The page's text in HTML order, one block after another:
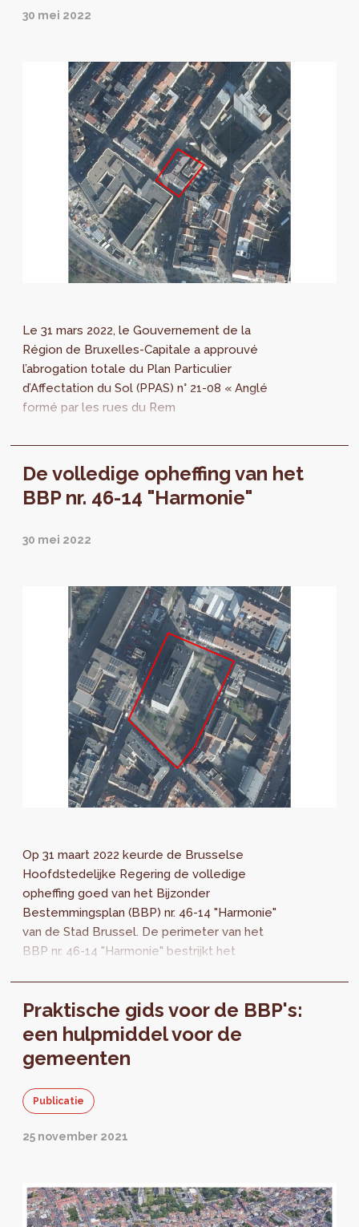
30 mei 2022
Le 31 mars 2022, le Gouvernement de la
Région de Bruxelles-Capitale a approuvé
l’abrogation totale du Plan Particulier
d’Affectation du Sol (PPAS) n° 21-08 « Anglé
formé par les rues du Rem
De volledige opheffing van het
BBP nr. 46-14 "Harmonie"
30 mei 2022
Op 31 maart 2022 keurde de Brusselse
Hoofdstedelijke Regering de volledige
opheffing goed van het Bijzonder
Bestemmingsplan (BBP) nr. 46-14 "Harmonie"
van de Stad Brussel. De perimeter van het
BBP nr. 46-14 "Harmonie" bestrijkt het
Praktische gids voor de BBP's:
een hulpmiddel voor de
gemeenten
Publicatie
25 november 2021